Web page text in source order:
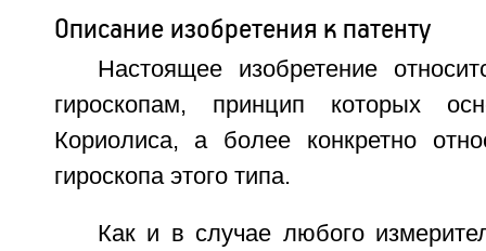
Описание изобретения к патенту
Настоящее изобретение
гироскопам, принцип которых
Кориолиса, а более конкретно
гироскопа этого типа.
Как и в случае любого